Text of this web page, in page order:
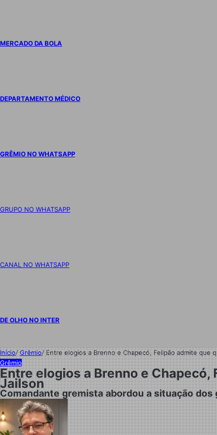
MERCADO DA BOLA
DEPARTAMENTO MÉDICO
GRÊMIO NO WHATSAPP
GRUPO NO WHATSAPP
CANAL NO WHATSAPP
DE OLHO NO INTER
Início/Grêmio/Entre elogios a Brenno e Chapecó, Felipão admite
Grêmio
Entre elogios a Brenno e
Jailson
Comandante gremista abordou a situação